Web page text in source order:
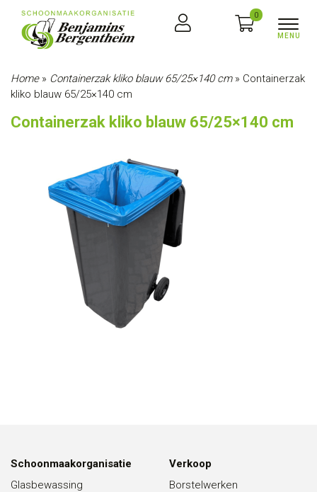
0
Home» Containerzak kliko blauw 65/25×140 cm» Containerzak
kliko blauw 65/25×140 cm
Containerzak kliko blauw 65/25×140 cm
Schoonmaakorganisatie
Glasbewassing
Verkoop
Borstelwerken